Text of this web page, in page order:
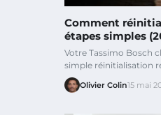
Comment
étapes simples
Votre Tassimo Bosch
simple réinitialisation
Olivier Colin15 mai